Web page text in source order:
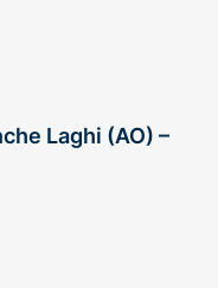
Laghi (AO) –